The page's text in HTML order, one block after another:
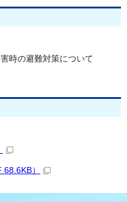
時の避難対策について
）